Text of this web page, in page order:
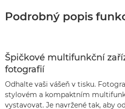
Podrobný popis
Špičkové multifunkční
fotografií
Odhalte vaši vášeň v tisku.
stylovém a kompaktním
vystavovat. Je navržené tak, aby